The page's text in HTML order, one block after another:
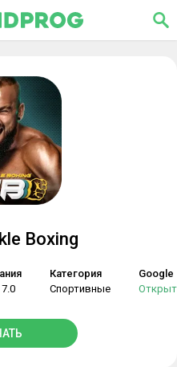
Boxing
Категория
Спортивные
Google